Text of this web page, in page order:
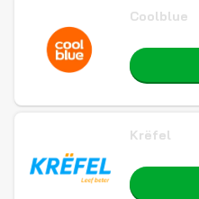
Coolblue
Krëfel